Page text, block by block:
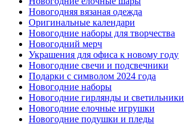
Новогодняя вязаная одежда
Оригинальные календари
Новогодние наборы для творчества
Новогодний мерч
Украшения для офиса к новому году
Новогодние свечи и подсвечники
Подарки с символом 2024 года
Новогодние наборы
Новогодние гирлянды и светильники
Новогодние елочные игрушки
Новогодние подушки и пледы